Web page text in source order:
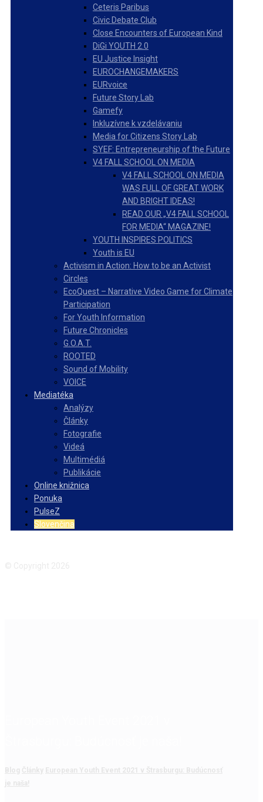
Ceteris Paribus
Civic Debate Club
Close Encounters of European Kind
DiGi YOUTH 2.0
EU Justice Insight
EUROCHANGEMAKERS
EURvoice
Future Story Lab
Gamefy
Inkluzívne k vzdelávaniu
Media for Citizens Story Lab
SYEF: Entrepreneurship of the Future
V4 FALL SCHOOL ON MEDIA
V4 FALL SCHOOL ON MEDIA
WAS FULL OF GREAT WORK
AND BRIGHT IDEAS!
READ OUR „V4 FALL SCHOOL
FOR MEDIA“ MAGAZINE!
YOUTH INSPIRES POLITICS
Youth is EU
Activism in Action: How to be an Activist
Circles
EcoQuest – Narrative Video Game for Climate
Participation
For Youth Information
Future Chronicles
G.O.A.T.
ROOTED
Sound of Mobility
VOICE
Mediatéka
Analýzy
Články
Fotografie
Videá
Multimédiá
Publikácie
Online knižnica
Ponuka
PulseZ
Slovenčina
Blog Články European Youth Event 2021 v Štrasburgu: Budúcnosť
je naša!